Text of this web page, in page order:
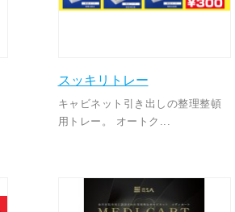
スッキリトレー
キャビネット引き出しの整理整頓
用トレー。 オートク...